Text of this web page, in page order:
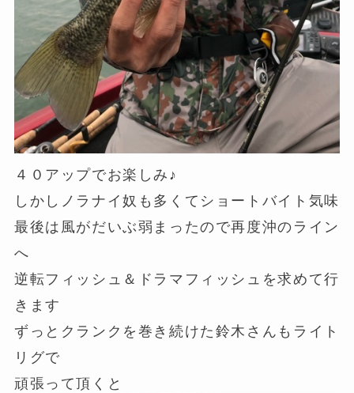
４０アップでお楽しみ♪
しかしノラナイ奴も多くてショートバイト気味
最後は風がだいぶ弱まったので再度沖のライン
へ
逆転フィッシュ＆ドラマフィッシュを求めて行
きます
ずっとクランクを巻き続けた鈴木さんもライト
リグで
頑張って頂くと